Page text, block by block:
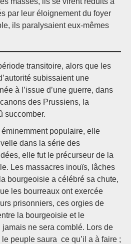
par leur éloignement du foyer
ils paralysaient eux-mêmes
transitoire, alors que les
subissaient une
à l’issue d’une guerre, dans
des Prussiens, la
succomber.
populaire, elle
dans la série des
elle fut le précurseur de la
Les massacres inouïs, lâches
bourgeoisie a célébré sa chute,
les bourreaux ont exercée
prisonniers, ces orgies de
la bourgeoisie et le
ne sera comblé. Lors de
peuple saura ce qu’il a à faire ;